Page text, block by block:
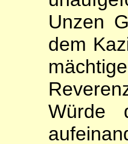
Un­zen
dem
Würde